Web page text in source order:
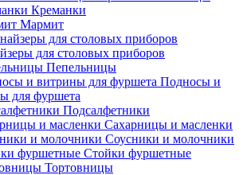
Креманки
Мармит
для столовых приборов
Пепельницы
Подносы и
для фуршета
Подсалфетники
Сахарницы и масленки
Соусники и молочники
Стойки фуршетные
Тортовницы